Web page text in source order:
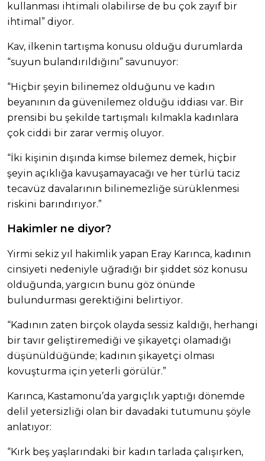
kullanması ihtimali olabilirse de bu çok zayıf bir
ihtimal” diyor.
Kav, ilkenin tartışma konusu olduğu durumlarda
“suyun bulandırıldığını” savunuyor:
“Hiçbir şeyin bilinemez olduğunu ve kadın
beyanının da güvenilemez olduğu iddiası var. Bir
prensibi bu şekilde tartışmalı kılmakla kadınlara
çok ciddi bir zarar vermiş oluyor.
“İki kişinin dışında kimse bilemez demek, hiçbir
şeyin açıklığa kavuşamayacağı ve her türlü taciz
tecavüz davalarının bilinemezliğe sürüklenmesi
riskini barındırıyor.”
Hakimler ne diyor?
Yirmi sekiz yıl hakimlik yapan Eray Karınca, kadının
cinsiyeti nedeniyle uğradığı bir şiddet söz konusu
olduğunda, yargıcın bunu göz önünde
bulundurması gerektiğini belirtiyor.
“Kadının zaten birçok olayda sessiz kaldığı, herhangi
bir tavır geliştiremediği ve şikayetçi olamadığı
düşünüldüğünde; kadının şikayetçi olması
kovuşturma için yeterli görülür.”
Karınca, Kastamonu’da yargıçlık yaptığı dönemde
delil yetersizliği olan bir davadaki tutumunu şöyle
anlatıyor:
“Kırk beş yaşlarındaki bir kadın tarlada çalışırken,